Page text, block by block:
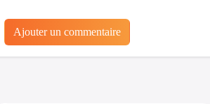
Ajouter un commentaire